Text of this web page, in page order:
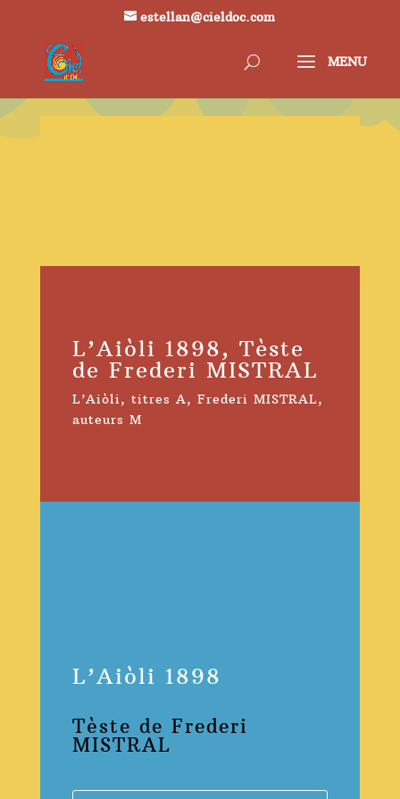
estellan@cieldoc.com
L’Aiòli 1898, Tèste
de Frederi MISTRAL
L’Aiòli, titres A, Frederi MISTRAL,
auteurs M
L’Aiòli 1898
Tèste de Frederi
MISTRAL